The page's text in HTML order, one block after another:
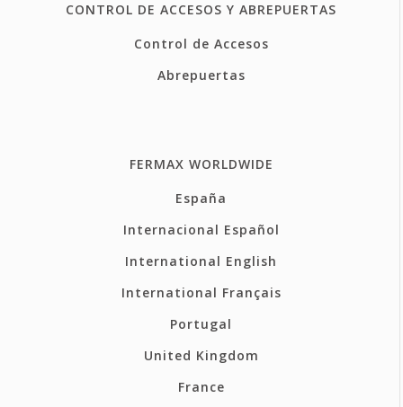
CONTROL DE ACCESOS Y ABREPUERTAS
Control de Accesos
Abrepuertas
FERMAX WORLDWIDE
España
Internacional Español
International English
International Français
Portugal
United Kingdom
France